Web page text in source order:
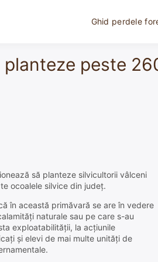
Ghid perdele
peste
să planteze silvicultorii vâlceni
ocoalele silvice din judeţ.
în această primăvară se are în vedere
naturale sau pe care s-au
exploatabilităţii, la acţiunile
şi elevi de mai multe unităţi de